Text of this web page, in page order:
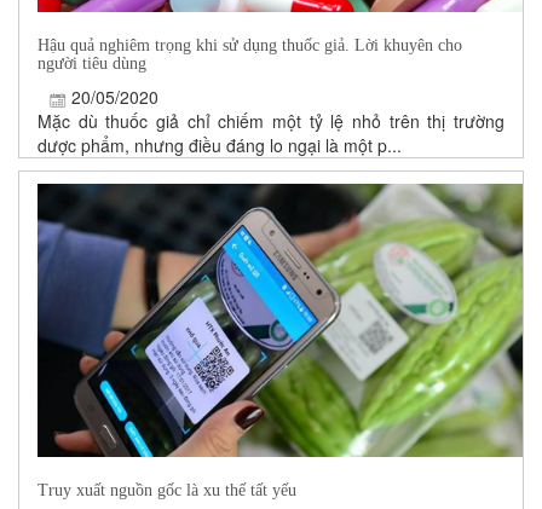
Hậu quả nghiêm trọng khi sử dụng thuốc giả. Lời khuyên cho
người tiêu dùng
20/05/2020
Mặc dù thuốc giả chỉ chiếm một tỷ lệ nhỏ trên thị trường
dược phẩm, nhưng điều đáng lo ngại là một p...
Truy xuất nguồn gốc là xu thế tất yếu